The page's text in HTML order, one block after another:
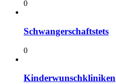
0
Schwangerschaftstets
0
Kinderwunschkliniken